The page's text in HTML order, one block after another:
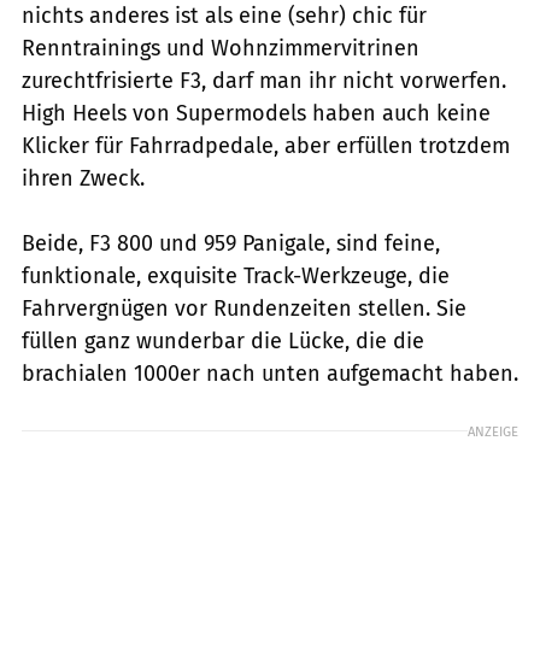
nichts anderes ist als eine (sehr) chic für
Renntrainings und Wohnzimmervitrinen
zurechtfrisierte F3, darf man ihr nicht vorwerfen.
High Heels von Supermodels haben auch keine
Klicker für Fahrradpedale, aber erfüllen trotzdem
ihren Zweck.
Beide, F3 800 und 959 Panigale, sind feine,
funktionale, exquisite Track-Werkzeuge, die
Fahrvergnügen vor Rundenzeiten stellen. Sie
füllen ganz wunderbar die Lücke, die die
brachialen 1000er nach unten aufgemacht haben.
ANZEIGE